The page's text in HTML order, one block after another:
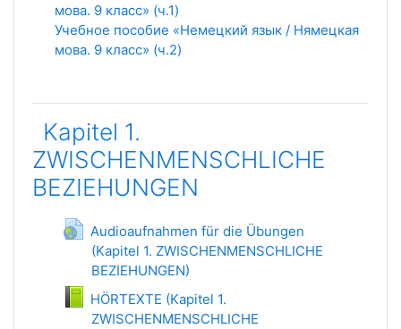
мова. 9 класс» (ч.1)
Учебное пособие «Немецкий язык / Нямецкая
мова. 9 класс» (ч.2)
Kapitel 1.
ZWISCHENMENSCHLICHE
BEZIEHUNGEN
Audioaufnahmen für die Übungen
(Kapitel 1. ZWISCHENMENSCHLICHE
BEZIEHUNGEN)Гиперссылка
HÖRTEXTE (Kapitel 1.
ZWISCHENMENSCHLICHE